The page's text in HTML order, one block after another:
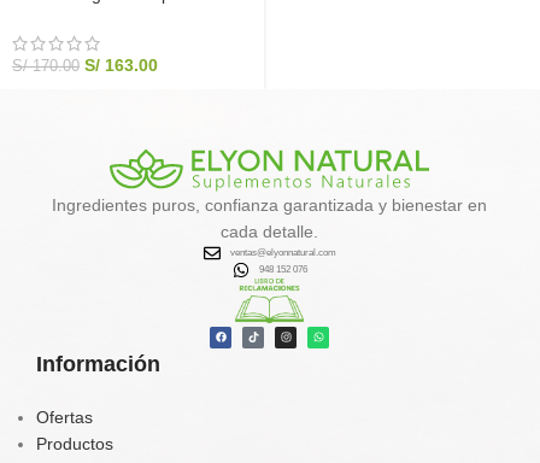
Natural
S/170.00 S/ 163.00
Información
Ofertas
Productos
Ingredientes puros, confianza garantizada y bienestar en
cada detalle.
ventas@elyonnatural.com
948 152 076